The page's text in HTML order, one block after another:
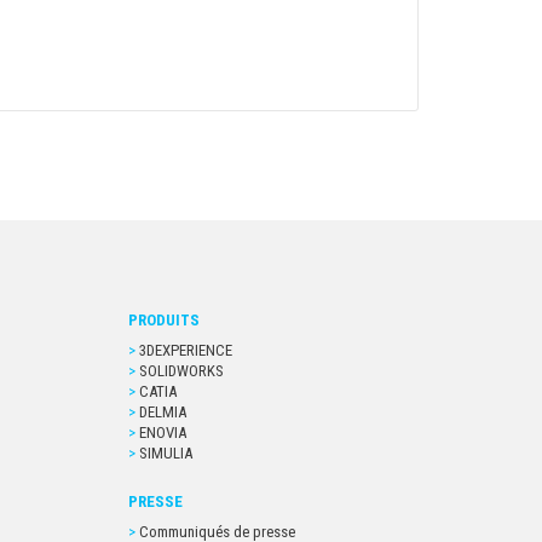
PRODUITS
3DEXPERIENCE
SOLIDWORKS
CATIA
DELMIA
ENOVIA
SIMULIA
PRESSE
Communiqués de presse